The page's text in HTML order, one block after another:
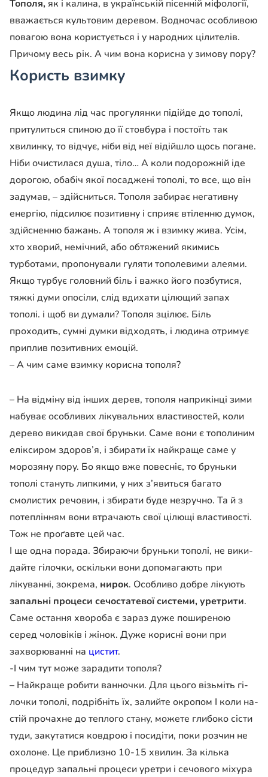
Тополя, як і калина, в українській пісенній міфології,
вважається культовим деревом. Водночас особли­вою
повагою вона користується і у на­родних цілителів.
При­чому весь рік. А чим вона корисна у зимо­ву пору?
Користь взимку
Якщо людина лід час прогу­лянки підійде до тополі,
при­тулиться спиною до її стовбу­ра і постоїть так
хвилинку, то відчує, ніби від неї відійшло щось погане.
Ніби очистила­ся душа, тіло… А коли подо­рожній іде
дорогою, обабіч якої посаджені тополі, то все, що він
задумав, – здійсниться. Тополя забирає негативну
енергію, підсилює позитивну і сприяє втіленню думок,
здій­сненню бажань. А тополя ж і взимку жива. Усім,
хто хво­рий, немічний, або обтяжений якимись
турботами, пропонували гуляти тополевими алеями.
Якщо турбує головний біль і важко його позбу­тися,
тяжкі думи опосіли, слід вдихати цілющий запах
тополі. і щоб ви думали? Тополя зцілює. Біль
проходить, сумні думки відходять, і людина отримує
приплив позитивних емоцій.
– А чим саме взимку ко­рисна тополя?
– На відміну від інших де­рев, тополя наприкінці зими
набуває особливих лікуваль­них властивостей, коли
де­рево викидав свої бруньки. Саме вони є тополиним
елік­сиром здоров’я, і збирати їх найкраще саме у
морозяну пору. Бо якщо вже повесніє, то бруньки
тополі стануть липкими, у них з’явиться ба­гато
смолистих речовин, і збирати буде незручно. Та й з
потеплінням вони втрачають свої цілющі властивості.
Тож не проґавте цей час.
І ще одна порада. Збираю­чи бруньки тополі, не вики­
дайте гілочки, оскільки вони допомагають при
лікуванні, зокрема, нирок. Особливо добре лікують
запальні про­цеси сечостатевої системи, уретрити.
Саме остання хво­роба є зараз дуже пошире­ною
серед чоловіків і жінок. Дуже корисні вони при
захворюванні на цистит.
-І чим тут може зарадити тополя?
– Найкраще робити ван­ночки. Для цього візьміть гі­
лочки тополі, подрібніть їх, залийте окропом І коли на­
стій прочахне до теплого ста­ну, можете глибоко сісти
ту­ди, закутатися ковдрою і по­сидіти, поки розчин не
охо­лоне. Це приблизно 10-15 хвилин. За кілька
процедур запальні процеси уретри і сечового міхура